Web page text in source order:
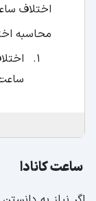
اختلاف
محاسبه
ساعت کانادا